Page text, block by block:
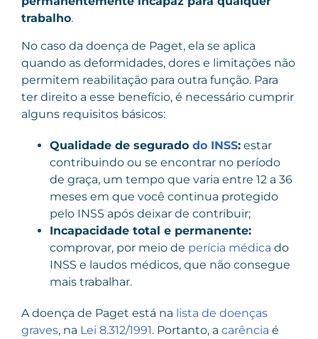
trabalho.
No caso da doença de Paget, ela se aplica
quando as deformidades, dores e limitações não
permitem reabilitação para outra função. Para
ter direito a esse benefício, é necessário cumprir
alguns requisitos básicos:
Qualidade de segurado do INSS: estar
contribuindo ou se encontrar no período
de graça, um tempo que varia entre 12 a 36
meses em que você continua protegido
pelo INSS após deixar de contribuir;
Incapacidade total e permanente:
comprovar, por meio de perícia médica do
INSS e laudos médicos, que não consegue
mais trabalhar.
A doença de Paget está na lista de doenças
graves, na Lei 8.312/1991. Portanto, a carência é